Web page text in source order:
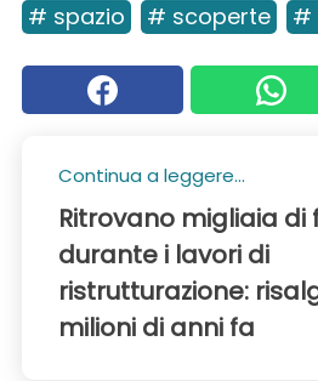
# spazio # scoperte #
Continua a leggere...
Ritrovano migliaia di
durante i lavori di
ristrutturazione:
milioni di anni fa